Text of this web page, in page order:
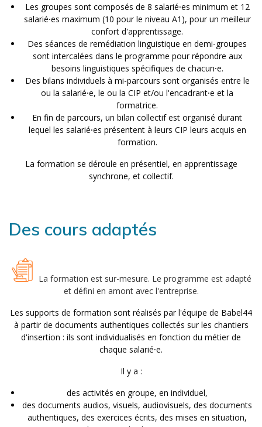
Les groupes sont composés de 8 salarié⸱es minimum et 12
salarié⸱es maximum (10 pour le niveau A1), pour un meilleur
confort d'apprentissage.
Des séances de remédiation linguistique en demi-groupes
sont intercalées dans le programme pour répondre aux
besoins linguistiques spécifiques de chacun⸱e.
Des bilans individuels à mi-parcours sont organisés entre le
ou la salarié⸱e, le ou la CIP et/ou l'encadrant⸱e et la
formatrice.
En fin de parcours, un bilan collectif est organisé durant
lequel les salarié⸱es présentent à leurs CIP leurs acquis en
formation.
La formation se déroule en présentiel, en apprentissage
synchrone, et collectif.
Des cours adaptés
La formation est sur-mesure. Le programme est adapté
et défini en amont avec l'entreprise.
Les supports de formation sont réalisés par l'équipe de Babel44
à partir de documents authentiques collectés sur les chantiers
d'insertion : ils sont individualisés en fonction du métier de
chaque salarié⸱e.
Il y a :
des activités en groupe, en individuel,
des documents audios, visuels, audiovisuels, des documents
authentiques, des exercices écrits, des mises en situation,